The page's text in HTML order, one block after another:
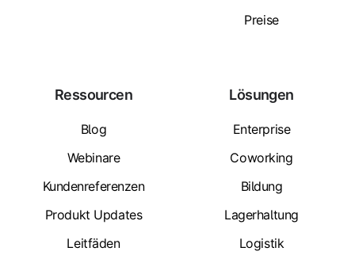
Preise
Ressourcen
Blog
Webinare
Kundenreferenzen
Produkt Updates
Leitfäden
Lösungen
Enterprise
Coworking
Bildung
Lagerhaltung
Logistik